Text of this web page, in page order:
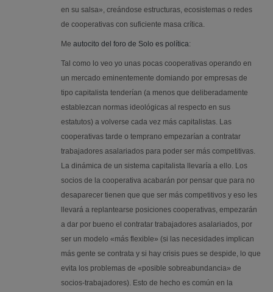
en su salsa», creándose estructuras, ecosistemas o redes
de cooperativas con suficiente masa crítica.
Me autocito del foro de Solo es política:
Tal como lo veo yo unas pocas cooperativas operando en
un mercado eminentemente domiando por empresas de
tipo capitalista tenderían (a menos que deliberadamente
establezcan normas ideológicas al respecto en sus
estatutos) a volverse cada vez más capitalistas. Las
cooperativas tarde o temprano empezarían a contratar
trabajadores asalariados para poder ser más competitivas.
La dinámica de un sistema capitalista llevaría a ello. Los
socios de la cooperativa acabarán por pensar que para no
desaparecer tienen que que ser más competitivos y eso les
llevará a replantearse posiciones cooperativas, empezarán
a dar por bueno el contratar trabajadores asalariados, por
ser un modelo «más flexible» (si las necesidades implican
más gente se contrata y si hay crisis pues se despide, lo que
evita los problemas de «posible sobreabundancia» de
socios-trabajadores). Esto de hecho es común en la